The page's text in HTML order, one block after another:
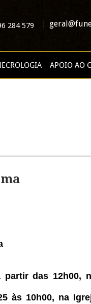
284 579
APOIO AO
das 12h00,
às 10h00, na